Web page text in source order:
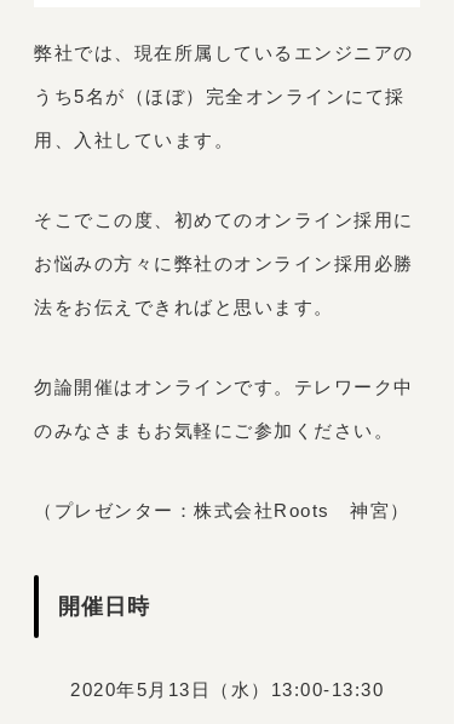
弊社では、現在所属しているエンジニアの
うち5名が（ほぼ）完全オンラインにて採
用、入社しています。
そこでこの度、初めてのオンライン採用に
お悩みの方々に弊社のオンライン採用必勝
法をお伝えできればと思います。
勿論開催はオンラインです。テレワーク中
のみなさまもお気軽にご参加ください。
（プレゼンター：株式会社Roots 神宮）
開催日時
2020年5月13日（水）13:00-13:30